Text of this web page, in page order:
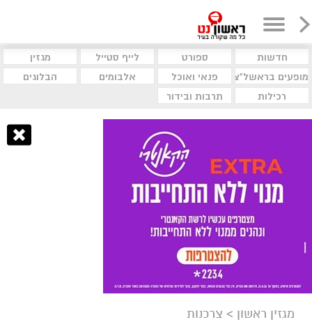
חדשות ספורט לייף סטייל
מגזין
מופעים בראשל"צ
פנאי ואוכל אלבומים
הבלוגים
רכילות
תרבות ובידור
מגזין ראשון > צרכנות